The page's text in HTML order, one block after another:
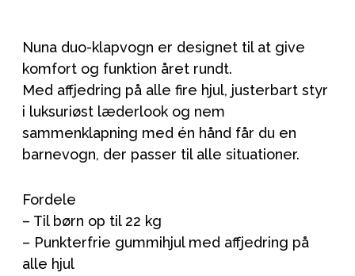
Nuna duo-klapvogn er designet til at give
komfort og funktion året rundt.
Med affjedring på alle fire hjul, justerbart styr
i luksuriøst læderlook og nem
sammenklapning med én hånd får du en
barnevogn, der passer til alle situationer.
Fordele
– Til børn op til 22 kg
– Punkterfrie gummihjul med affjedring på
alle hjul